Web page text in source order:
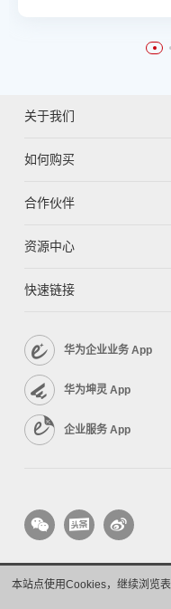
本站点使用Cookies，继续浏览
关于我们
如何购买
合作伙伴
资源中心
快速链接
华为企业业务 App
华为坤灵 App
企业服务 App
版权所有 © 华为技术有限公司
隐